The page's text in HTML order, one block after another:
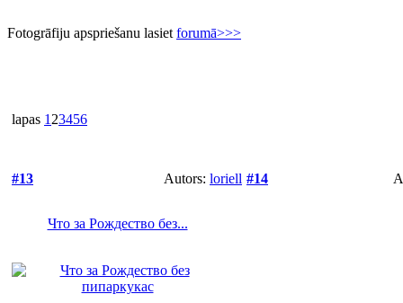
Fotogrāfiju apspriešanu lasiet forumā>>>
lapas 1 23456
#13 Autors: loriell
Что за Рождество без...
#14